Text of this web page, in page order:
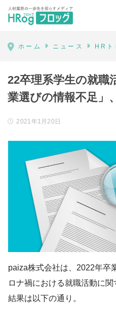
HRog | 人材業界の
ホーム ニュース HRト
22卒理系学生の就職
業選びの情報不足」
2021年1月20日
paiza株式会社は、2022年卒
ロナ禍における就職活動に関
結果は以下の通り。